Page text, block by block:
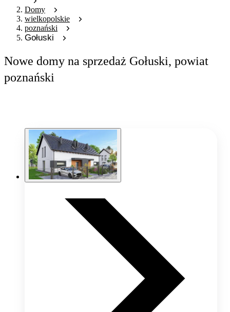
Domy
wielkopolskie
poznański
Gołuski
Nowe domy na sprzedaż Gołuski, powiat
poznański